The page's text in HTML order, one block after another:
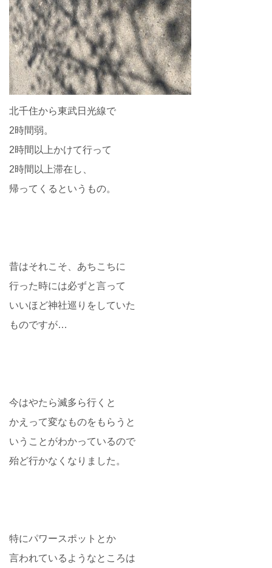
北千住から東武日光線で
2時間弱。
2時間以上かけて行って
2時間以上滞在し、
帰ってくるというもの。
昔はそれこそ、あちこちに
行った時には必ずと言って
いいほど神社巡りをしていた
ものですが…
今はやたら滅多ら行くと
かえって変なものをもらうと
いうことがわかっているので
殆ど行かなくなりました。
特にパワースポットとか
言われているようなところは